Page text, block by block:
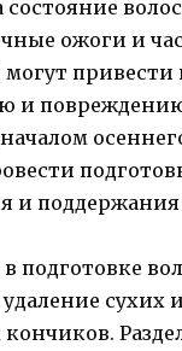
состояние
ожоги и
привести
и
и поддержания
подготовке
сухих и